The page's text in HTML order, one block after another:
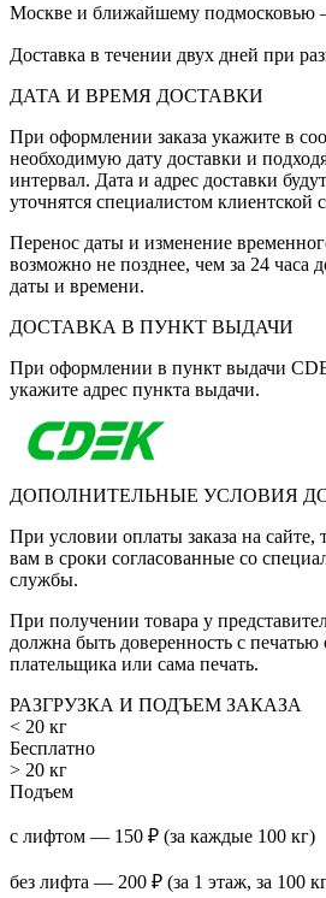
Москве и ближайшему подмосковью
Доставка в течении двух дней при
ДАТА И ВРЕМЯ ДОСТАВКИ
При оформлении заказа укажите в
необходимую дату доставки и
интервал. Дата и адрес доставки
уточнятся специалистом клиентской
Перенос даты и изменение
возможно не позднее, чем за 24 часа
даты и времени.
ДОСТАВКА В ПУНКТ ВЫДАЧИ
При оформлении в пункт выдачи
укажите адрес пункта выдачи.
ДОПОЛНИТЕЛЬНЫЕ УСЛОВИЯ
При условии оплаты заказа на сайте,
вам в сроки согласованные со
службы.
При получении товара у
должна быть доверенность с
плательщика или сама печать.
РАЗГРУЗКА И ПОДЪЕМ ЗАКАЗА
< 20 кг
Бесплатно
> 20 кг
Подъем
с лифтом — 150 ₽ (за каждые 100 кг)
без лифта — 200 ₽ (за 1 этаж, за 100